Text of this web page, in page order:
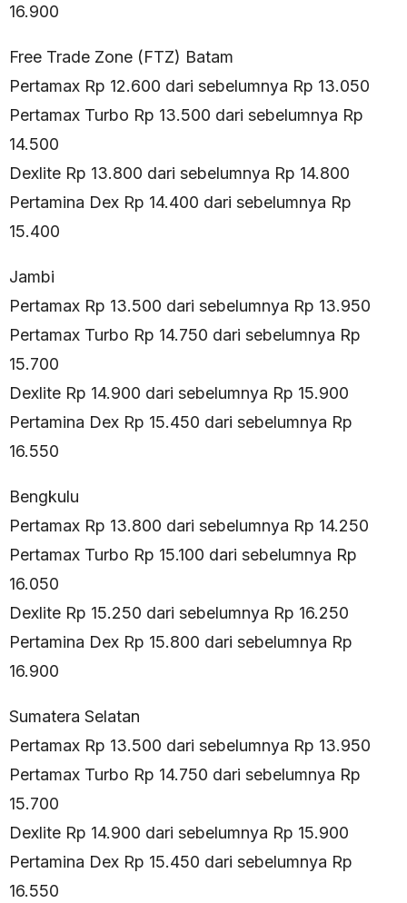
16.900
Free Trade Zone (FTZ) Batam
Pertamax Rp 12.600 dari sebelumnya Rp 13.050
Pertamax Turbo Rp 13.500 dari sebelumnya Rp
14.500
Dexlite Rp 13.800 dari sebelumnya Rp 14.800
Pertamina Dex Rp 14.400 dari sebelumnya Rp
15.400
Jambi
Pertamax Rp 13.500 dari sebelumnya Rp 13.950
Pertamax Turbo Rp 14.750 dari sebelumnya Rp
15.700
Dexlite Rp 14.900 dari sebelumnya Rp 15.900
Pertamina Dex Rp 15.450 dari sebelumnya Rp
16.550
Bengkulu
Pertamax Rp 13.800 dari sebelumnya Rp 14.250
Pertamax Turbo Rp 15.100 dari sebelumnya Rp
16.050
Dexlite Rp 15.250 dari sebelumnya Rp 16.250
Pertamina Dex Rp 15.800 dari sebelumnya Rp
16.900
Sumatera Selatan
Pertamax Rp 13.500 dari sebelumnya Rp 13.950
Pertamax Turbo Rp 14.750 dari sebelumnya Rp
15.700
Dexlite Rp 14.900 dari sebelumnya Rp 15.900
Pertamina Dex Rp 15.450 dari sebelumnya Rp
16.550